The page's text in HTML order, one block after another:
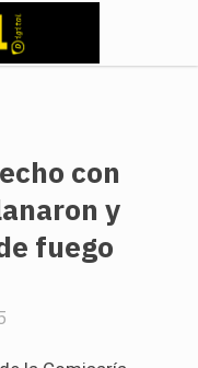
con
y
fuego